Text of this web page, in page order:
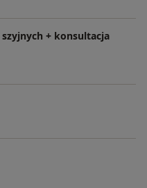
szyjnych + konsultacja